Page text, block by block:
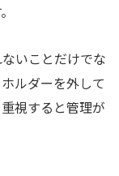
いことだけでな
ルダーを外して
視すると管理が